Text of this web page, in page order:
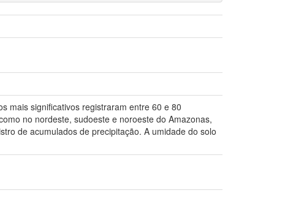
mais significativos registraram entre 60 e 80
no nordeste, sudoeste e noroeste do Amazonas,
de acumulados de precipitação. A umidade do solo